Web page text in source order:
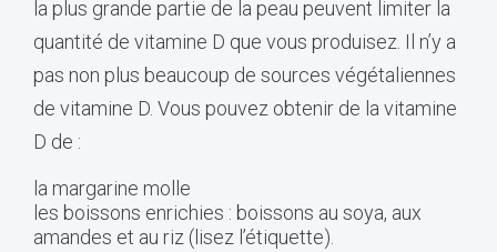
la plus grande partie de la peau peuvent limiter la
quantité de vitamine D que vous produisez. Il n’y a
pas non plus beaucoup de sources végétaliennes
de vitamine D. Vous pouvez obtenir de la vitamine
D de :
la margarine molle
les boissons enrichies : boissons au soya, aux
amandes et au riz (lisez l’étiquette).